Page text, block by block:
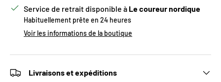
Service de retrait disponible à Le coureur nordique
Habituellement prête en 24 heures
Voir les informations de la boutique
Livraisons et expéditions